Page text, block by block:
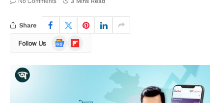
Share
Follow Us
Google
News
Flipboard